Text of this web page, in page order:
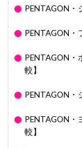
PENTAGON
PENTAGON
PENTAGON
較】
PENTAGON
PENTAGON
較】